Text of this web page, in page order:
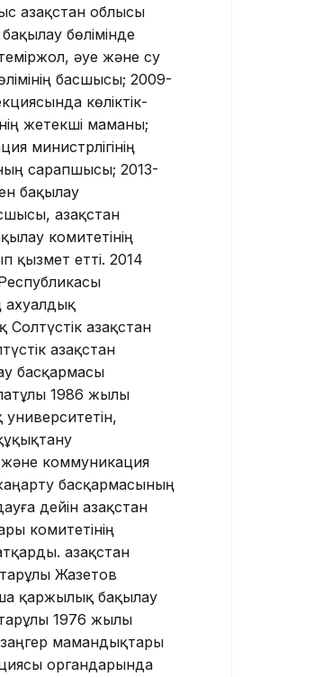
Қазақстан облысы
бөлiмiнде
әуе және су
басшысы; 2009-
көлiктiк-
жетекшi маманы;
министрлiгiнiң
сарапшысы; 2013-
бақылау
Қазақстан
комитетiнiң
қызмет еттi. 2014
ахуалдық
Қазақстан
Қазақстан
басқармасы
1986 жылы
коммуникация
басқармасының
дейiн Қазақстан
комитетiнiң
Қазақстан
Жазетов
қаржылық бақылау
1976 жылы
мамандықтары
органдарында